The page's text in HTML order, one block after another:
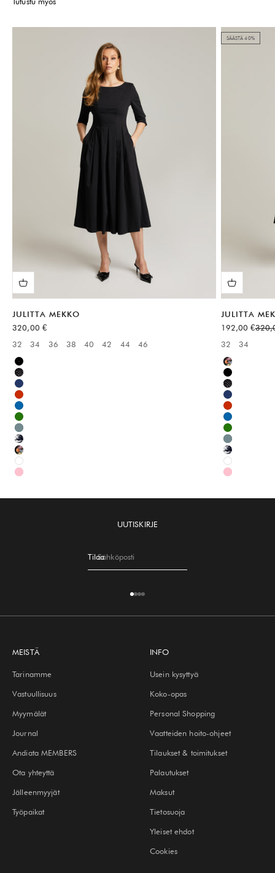
JULITTA MEKKO
Alennushinta
320,00 €
Available sizes:
32 34 36 38 40 42 44 46
Musta
Musta
Sininen
Punainen
Sininen
Vihreä
Vihreä
Monivärinen
Monivärinen
Valkoinen
Vaaleanpunainen
SÄÄSTÄ 40%
JULITTA
Alennushinta
192,00 €
Available
32 34
Monivärinen
Musta
Musta
Sininen
Punainen
Sininen
Vihreä
Vihreä
Monivärinen
Valkoinen
UUTISKIRJE
Sähköposti
Tilaa
MEISTÄ
Tarinamme
Vastuullisuus
Myymälät
Journal
Andiata MEMBERS
Ota yhteyttä
Jälleenmyyjät
Työpaikat
INFO
Usein kysyttyä
Koko-opas
Personal Shopping
Vaatteiden hoito-ohjeet
Tilaukset & toimitukset
Palautukset
Maksut
Tietosuoja
Yleiset ehdot
Cookies